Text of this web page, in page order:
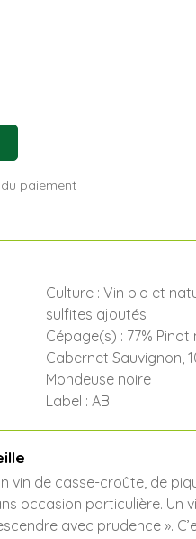
paiement
Culture : Vin bio et
sulfites ajoutés
Cépage(s) : 77% Pinot
Cabernet Sauvignon,
Mondeuse noire
Label : AB
vin de casse-croûte, de
occasion particulière. Un
avec prudence ».